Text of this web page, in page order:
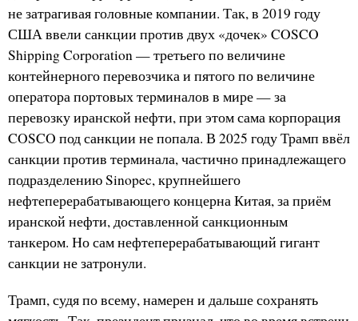
не затрагивая головные компании. Так, в 2019 году
США ввели санкции против двух «дочек» COSCO
Shipping Corporation — третьего по величине
контейнерного перевозчика и пятого по величине
оператора портовых терминалов в мире — за
перевозку иранской нефти, при этом сама корпорация
COSCO под санкции не попала. В 2025 году Трамп ввёл
санкции против терминала, частично принадлежащего
подразделению Sinopec, крупнейшего
нефтеперерабатывающего концерна Китая, за приём
иранской нефти, доставленной санкционным
танкером. Но сам нефтеперерабатывающий гигант
санкции не затронули.
Трамп, судя по всему, намерен и дальше сохранять